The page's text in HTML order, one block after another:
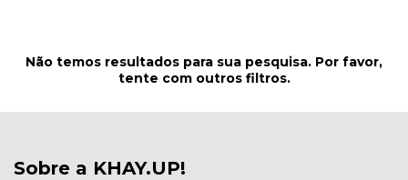
Não temos resultados para sua pesquisa. Por favor,
tente com outros filtros.
Sobre a KHAY.UP!